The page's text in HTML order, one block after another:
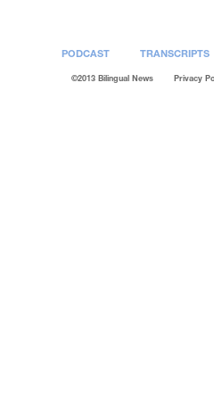
PODCAST TRANSCRIPTS
©2013 Bilingual News Privacy